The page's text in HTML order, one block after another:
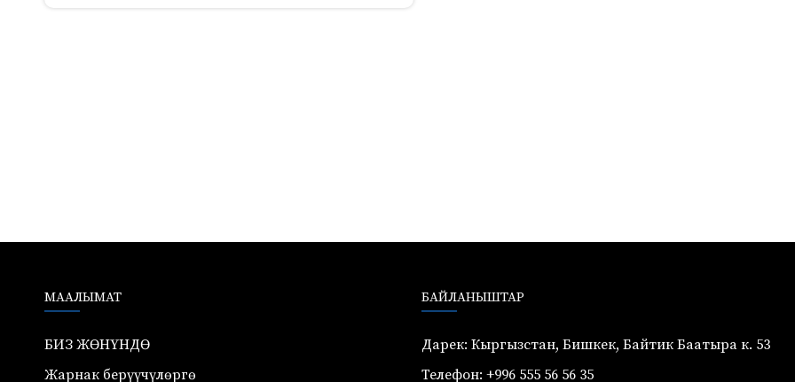
МААЛЫМАТ
БИЗ ЖӨНҮНДӨ
Жарнак берүүчүлөргө
БАЙЛАНЫШТАР
Дарек: Кыргызстан, Бишкек, Байтик Баатыра к. 53
Телефон: +996 555 56 56 35